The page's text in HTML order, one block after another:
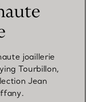
joaillerie
Tourbillon,
Jean